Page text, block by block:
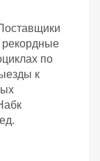
рекордные
по
к